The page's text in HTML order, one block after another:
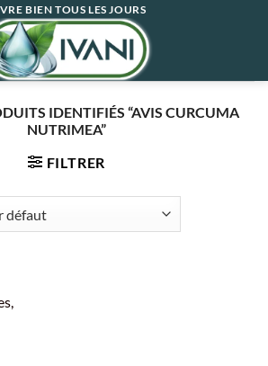
BIEN TOUS LES JOURS
IDENTIFIÉS “AVIS CURCUMA
NUTRIMEA”
FILTRER